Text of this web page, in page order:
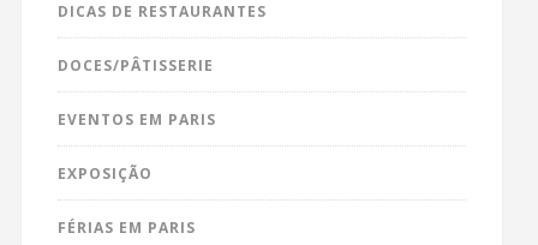
DICAS DE RESTAURANTES
DOCES/PÂTISSERIE
EVENTOS EM PARIS
EXPOSIÇÃO
FÉRIAS EM PARIS